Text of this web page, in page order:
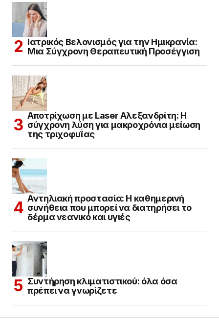
Ιατρικός Βελονισμός για την Ημικρανία:
Μια Σύγχρονη Θεραπευτική Προσέγγιση
Αποτρίχωση με Laser Αλεξανδρίτη: Η
σύγχρονη λύση για μακροχρόνια μείωση
της τριχοφυΐας
Αντηλιακή προστασία: Η καθημερινή
συνήθεια που μπορεί να διατηρήσει το
δέρμα νεανικό και υγιές
Συντήρηση κλιματιστικού: όλα όσα
πρέπει να γνωρίζετε